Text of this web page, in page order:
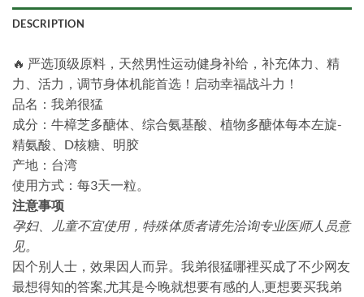
DESCRIPTION
🔥 严选顶级原料，天然男性运动健身补给，补充体力、精
力、活力，调节身体机能首选！启动幸福战斗力！
品名：我弟很猛
成分：牛樟芝多醣体、综合氨基酸、植物多醣体每本左旋-
精氨酸、D核糖、明胶
产地：台湾
使用方式：每3天一粒。
注意事项
孕妇、儿童不宜使用，特殊体质者请先洽询专业医师人员意
见。
因个别人士，效果因人而异。我弟很猛哪裡买成了不少网友
最想得知的答案,尤其是今晚就想要有感的人,更想要买我弟